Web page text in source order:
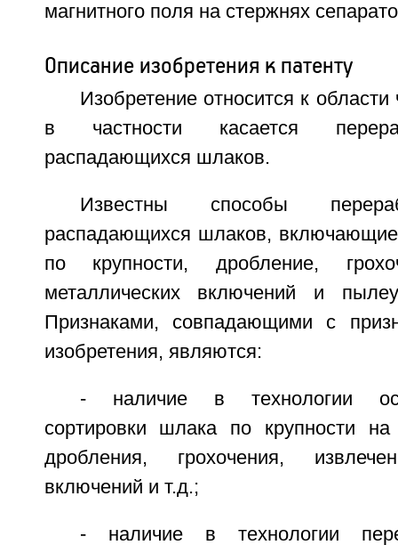
магнитного поля на стержнях
Описание изобретения к патенту
Изобретение относится к
в частности касается
распадающихся шлаков.
Известны способы
распадающихся шлаков, включающие
по крупности, дробление,
металлических включений и
Признаками, совпадающими с
изобретения, являются:
- наличие в технологии
сортировки шлака по крупности
дробления, грохочения,
включений и т.д.;
- наличие в технологии